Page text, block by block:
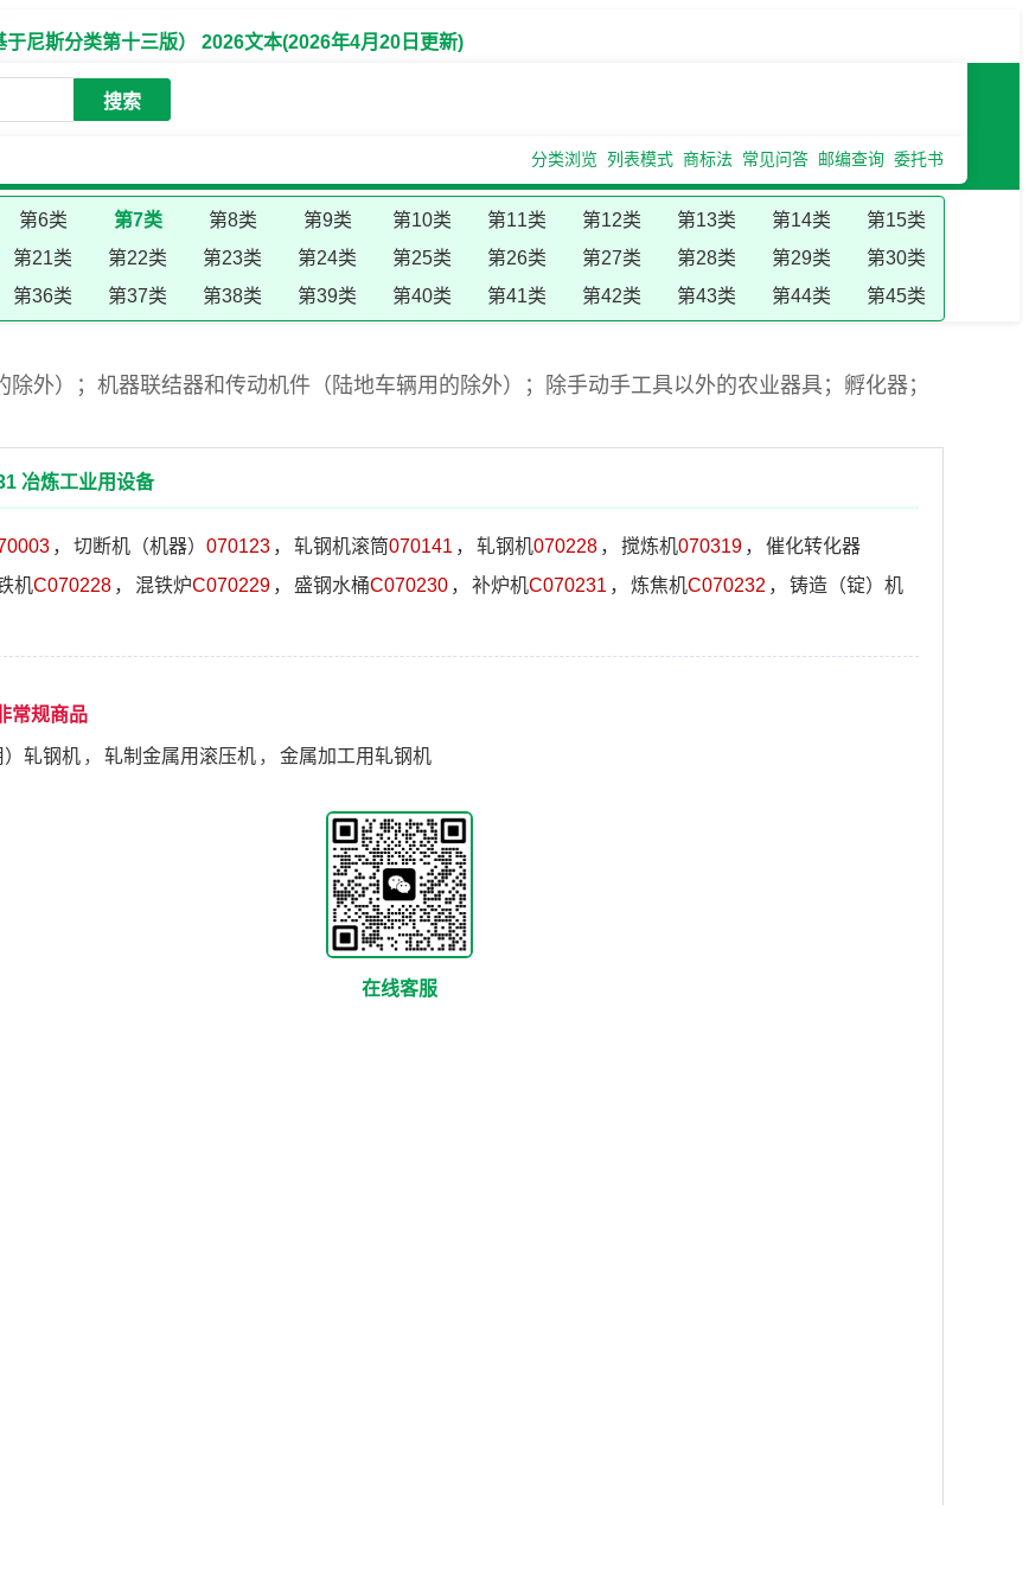
尼斯分类第十三版） 2026文本(2026年4月20日更新)
搜索
分类浏览 列表模式 商标法 常见问答 邮编查询 委托书
第6类 第7类 第8类 第9类 第10类 第11类 第12类 第13类 第14类
第15类
第21类 第22类 第23类 第24类 第25类 第26类 第27类 第28类 第29类
第30类
第36类 第37类 第38类 第39类 第40类 第41类 第42类 第43类 第44类 第45类
外）；机器联结器和传动机件（陆地车辆用的除外）；除手动手工具以外的农业器具；孵化器；
冶炼工业用设备
， 切断机（机器） 070123 ， 轧钢机滚筒070141 ， 轧钢机070228 ， 搅炼机070319 ，
催化转化器
机C070228 ， 混铁炉C070229 ， 盛钢水桶C070230 ， 补炉机C070231 ， 炼焦机C070232 ，
铸造（锭）机
常规商品
）轧钢机 ， 轧制金属用滚压机 ， 金属加工用轧钢机
在线客服